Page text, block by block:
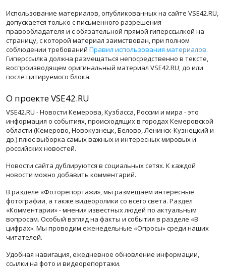
Использование материалов, опубликованных на сайте VSE42.RU,
допускается только с письменного разрешения
правообладателя и с обязательной прямой гиперссылкой на
страницу, с которой материал заимствован, при полном
соблюдении требований Правил использования материалов.
Гиперссылка должна размещаться непосредственно в тексте,
воспроизводящем оригинальный материал VSE42.RU, до или
после цитируемого блока.
О проекте VSE42.RU
VSE42.RU - Новости Кемерова, Кузбасса, России и мира - это
информация о событиях, происходящих в городах Кемеровской
области (Кемерово, Новокузнецк, Белово, Ленинск-Кузнецкий и
др.) плюс выборка самых важных и интересных мировых и
российских новостей.
Новости сайта дублируются в социальных сетях. К каждой
новости можно добавить комментарий.
В разделе «Фоторепортажи», мы размещаем интересные
фотографии, а также видеоролики со всего света. Раздел
«Комментарии» - мнения известных людей по актуальным
вопросам. Особый взгляд на факты и события в разделе «В
цифрах». Мы проводим еженедельные «Опросы» среди наших
читателей.
Удобная навигация, ежедневное обновление информации,
ссылки на фото и видеорепортажи.